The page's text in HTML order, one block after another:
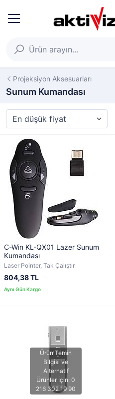
Projeksiyon Aksesuarları
Sunum Kumandası
C-Win KL-QX01 Lazer Sunum
Kumandası
Laser Pointer, Tak Çalıştır
804,38 TL